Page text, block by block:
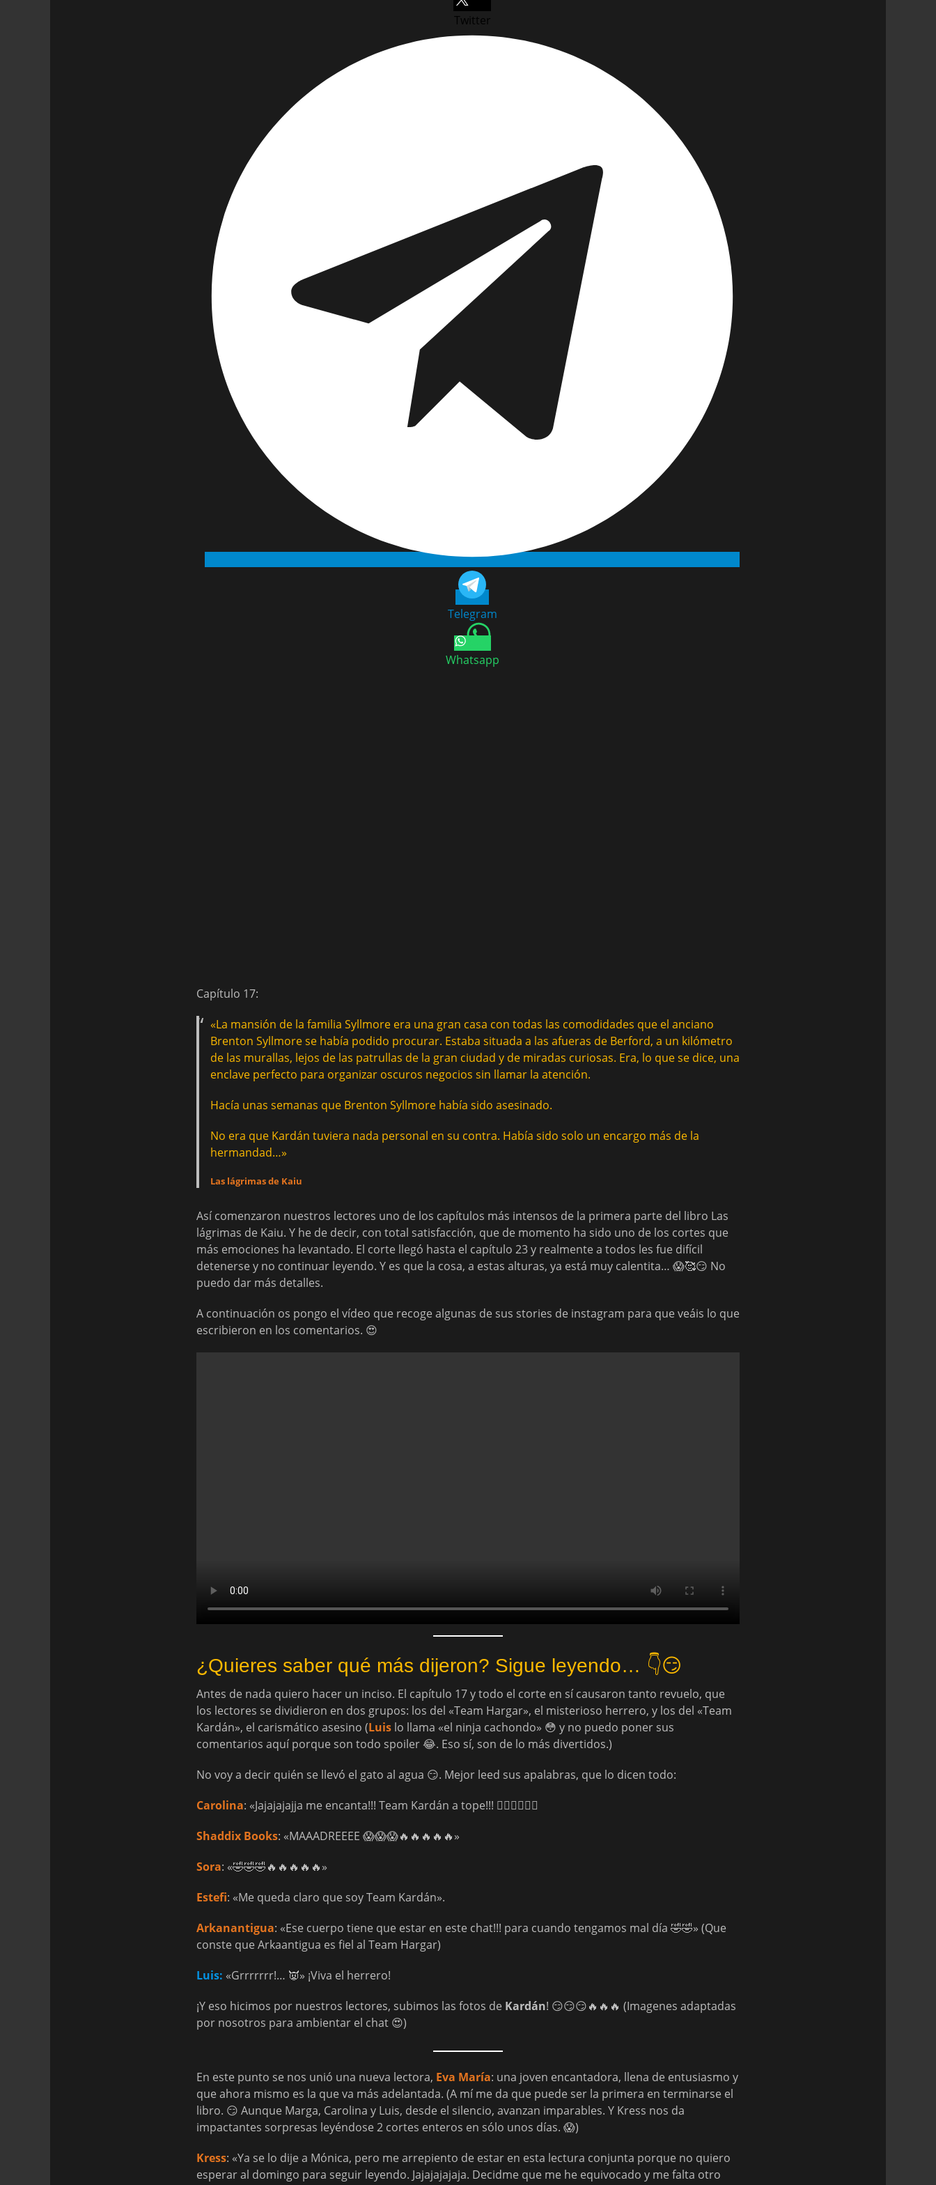
Twitter
Telegram
Whatsapp
Capítulo 17:
«La mansión de la familia Syllmore era una gran casa con todas las comodidades que el anciano
Brenton Syllmore se había podido procurar. Estaba situada a las afueras de Berford, a un kilómetro
de las murallas, lejos de las patrullas de la gran ciudad y de miradas curiosas. Era, lo que se dice, una
enclave perfecto para organizar oscuros negocios sin llamar la atención.
Hacía unas semanas que Brenton Syllmore había sido asesinado.
No era que Kardán tuviera nada personal en su contra. Había sido solo un encargo más de la
hermandad…»
Las lágrimas de Kaiu
Así comenzaron nuestros lectores uno de los capítulos más intensos de la primera parte del libro Las
lágrimas de Kaiu. Y he de decir, con total satisfacción, que de momento ha sido uno de los cortes que
más emociones ha levantado. El corte llegó hasta el capítulo 23 y realmente a todos les fue difícil
detenerse y no continuar leyendo. Y es que la cosa, a estas alturas, ya está muy calentita… 😱🥰😏 No
puedo dar más detalles.
A continuación os pongo el vídeo que recoge algunas de sus stories de instagram para que veáis lo que
escribieron en los comentarios. 😍
¿Quieres saber qué más dijeron? Sigue leyendo… 👇😏
Antes de nada quiero hacer un inciso. El capítulo 17 y todo el corte en sí causaron tanto revuelo, que
los lectores se dividieron en dos grupos: los del «Team Hargar», el misterioso herrero, y los del «Team
Kardán», el carismático asesino (Luis lo llama «el ninja cachondo» 😳 y no puedo poner sus
comentarios aquí porque son todo spoiler 😂. Eso sí, son de lo más divertidos.)
No voy a decir quién se llevó el gato al agua 😏. Mejor leed sus apalabras, que lo dicen todo:
Carolina: «Jajajajajja me encanta!!! Team Kardán a tope!!! 🐱‍👤🐱‍👤🐱‍👤
Shaddix Books: «MAAADREEEE 😱😱😱🔥🔥🔥🔥🔥»
Sora: «🤣🤣🤣🔥🔥🔥🔥🔥»
Estefi: «Me queda claro que soy Team Kardán».
Arkanantigua: «Ese cuerpo tiene que estar en este chat!!! para cuando tengamos mal día 🤣🤣» (Que
conste que Arkaantigua es fiel al Team Hargar)
Luis: «Grrrrrrr!… 👿» ¡Viva el herrero!
¡Y eso hicimos por nuestros lectores, subimos las fotos de Kardán! 😏😏😏🔥🔥🔥 (Imagenes adaptadas
por nosotros para ambientar el chat 😍)
En este punto se nos unió una nueva lectora, Eva María: una joven encantadora, llena de entusiasmo y
que ahora mismo es la que va más adelantada. (A mí me da que puede ser la primera en terminarse el
libro. 😏 Aunque Marga, Carolina y Luis, desde el silencio, avanzan imparables. Y Kress nos da
impactantes sorpresas leyéndose 2 cortes enteros en sólo unos días. 😱)
Kress: «Ya se lo dije a Mónica, pero me arrepiento de estar en esta lectura conjunta porque no quiero
esperar al domingo para seguir leyendo. Jajajajajaja. Decidme que me he equivocado y me falta otro